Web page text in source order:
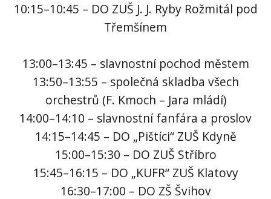
10:15–10:45 – DO ZUŠ J. J. Ryby Rožmitál pod
Třemšínem
13:00–13:45 – slavnostní pochod městem
13:50–13:55 – společná skladba všech
orchestrů (F. Kmoch – Jara mládí)
14:00–14:10 – slavnostní fanfára a proslov
14:15–14:45 – DO „Pištíci“ ZUŠ Kdyně
15:00–15:30 – DO ZUŠ Stříbro
15:45–16:15 – DO „KUFR“ ZUŠ Klatovy
16:30–17:00 – DO ZŠ Švihov